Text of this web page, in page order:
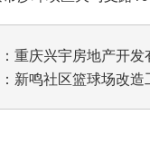
重庆兴宇房地产开
新鸣社区篮球场改